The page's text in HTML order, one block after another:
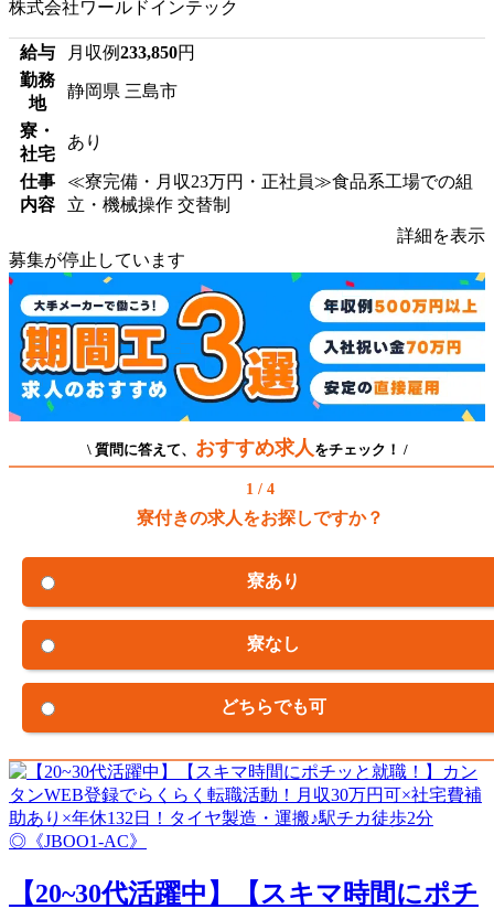
株式会社ワールドインテック
給与 月収例233,850円
勤務
地
静岡県 三島市
寮・
社宅
あり
仕事
内容
≪寮完備・月収23万円・正社員≫食品系工場での組
立・機械操作 交替制
詳細を表示
募集が停止しています
\ 質問に答えて、 おすすめ求人 をチェック！ /
1 / 4
寮付きの求人をお探しですか？
寮あり
寮なし
どちらでも可
【20~30代活躍中】【スキマ時間にポチ